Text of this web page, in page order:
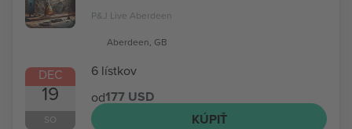
DEC
19
SO
P&J Live Aberdeen
Aberdeen, GB
6 lístkov
od177 USD
KÚPIŤ